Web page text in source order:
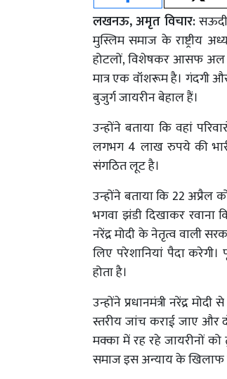
लखनऊ, अमृत विचार:
मुस्लिम समाज के राष्ट्रीय
होटलों, विशेषकर आसफ अल
मात्र एक वॉशरूम है। गंदगी
बुजुर्ग जायरीन बेहाल हैं।
उन्होंने बताया कि वहां
लगभग 4 लाख रुपये की
संगठित लूट है।
उन्होंने बताया कि 22
भगवा झंडी दिखाकर रवाना
नरेंद्र मोदी के नेतृत्व वाली
लिए परेशानियां पैदा
होता है।
उन्होंने प्रधानमंत्री नरेंद्र
स्तरीय जांच कराई जाए और
मक्का में रह रहे जायरीनों
समाज इस अन्याय के खिलाफ